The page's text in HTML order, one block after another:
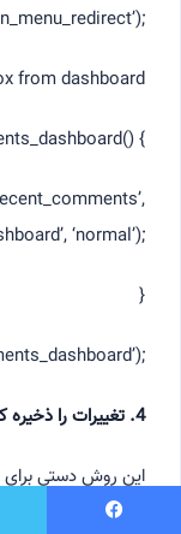
from dashboard
{
‘normal’);
}
4. تغییرات را ذخیره کنید.
این روش دستی برای
بیشتری را برای